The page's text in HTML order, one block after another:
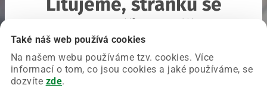
Také náš web používá cookies
Na našem webu používáme tzv. cookies. Více
informací o tom, co jsou cookies a jaké používáme, se
dozvíte zde.
Chyba nastala na naší straně a už ji opravujeme.
Zkuste prosím znovu načíst požadovanou stránku.